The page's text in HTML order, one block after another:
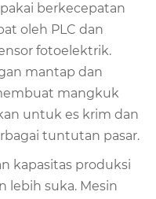
berkecepatan
oleh PLC dan
fotoelektrik.
mantap dan
mangkuk
untuk es krim dan
tuntutan pasar.
kapasitas produksi
lebih suka. Mesin